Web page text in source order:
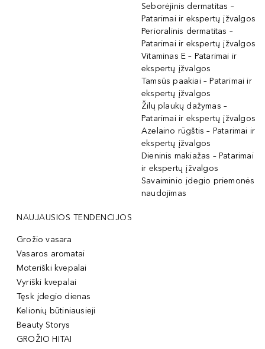
Seborėjinis dermatitas –
Patarimai ir ekspertų įžvalgos
Perioralinis dermatitas –
Patarimai ir ekspertų įžvalgos
Vitaminas E – Patarimai ir
ekspertų įžvalgos
Tamsūs paakiai – Patarimai ir
ekspertų įžvalgos
Žilų plaukų dažymas –
Patarimai ir ekspertų įžvalgos
Azelaino rūgštis – Patarimai ir
ekspertų įžvalgos
Dieninis makiažas – Patarimai
ir ekspertų įžvalgos
Savaiminio įdegio priemonės
naudojimas
NAUJAUSIOS TENDENCIJOS
Grožio vasara
Vasaros aromatai
Moteriški kvepalai
Vyriški kvepalai
Tęsk įdegio dienas
Kelionių būtiniausieji
Beauty Storys
GROŽIO HITAI